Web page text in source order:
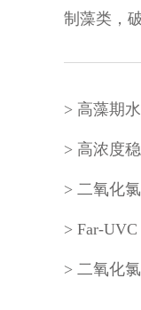
制藻类，
二氧化